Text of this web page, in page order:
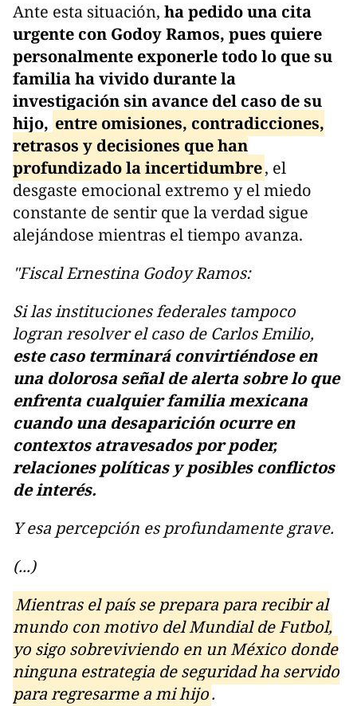
Ante esta situación, ha pedido una cita
urgente con Godoy Ramos, pues quiere
personalmente exponerle todo lo que su
familia ha vivido durante la
investigación sin avance del caso de su
hijo, entre omisiones, contradicciones,
retrasos y decisiones que han
profundizado la incertidumbre, el
desgaste emocional extremo y el miedo
constante de sentir que la verdad sigue
alejándose mientras el tiempo avanza.
"Fiscal Ernestina Godoy Ramos:
Si las instituciones federales tampoco
logran resolver el caso de Carlos Emilio,
este caso terminará convirtiéndose en
una dolorosa señal de alerta sobre lo que
enfrenta cualquier familia mexicana
cuando una desaparición ocurre en
contextos atravesados por poder,
relaciones políticas y posibles conflictos
de interés.
Y esa percepción es profundamente grave.
(...)
Mientras el país se prepara para recibir al
mundo con motivo del Mundial de Futbol,
yo sigo sobreviviendo en un México donde
ninguna estrategia de seguridad ha servido
para regresarme a mi hijo.